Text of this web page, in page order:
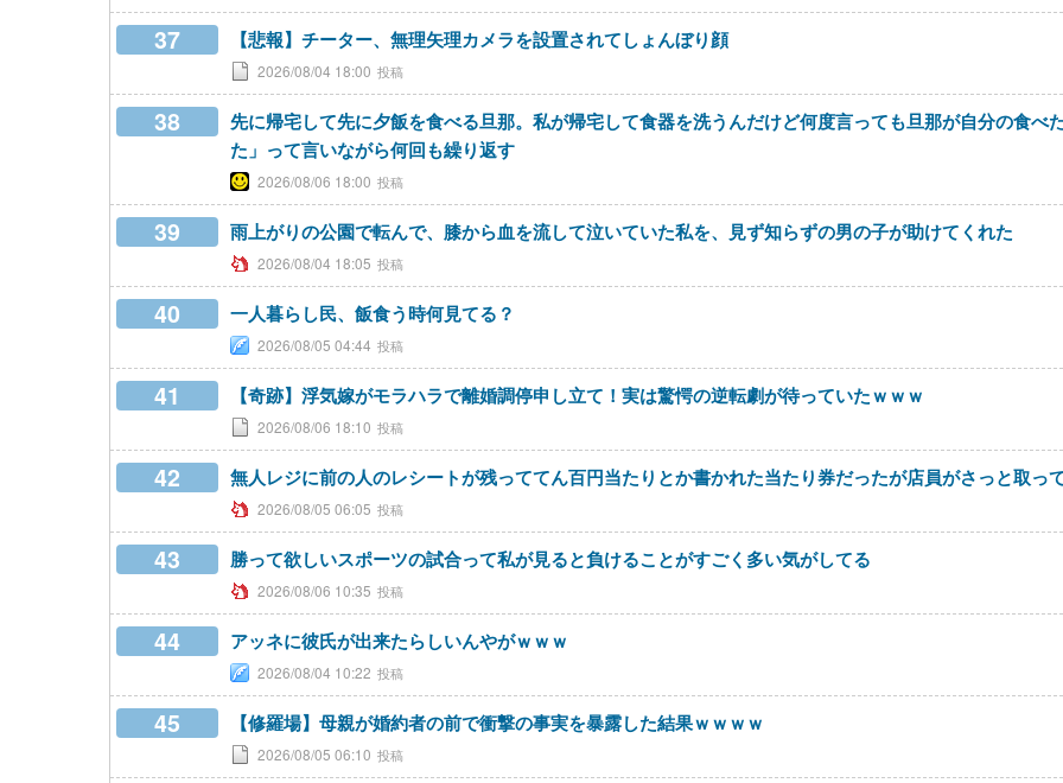
37 【悲報】チーター、無理矢理カメラを設置されてしょんぼり顔
2026/08/04 18:00
38
先に帰宅して先に夕飯を食べる旦那。私が帰宅して食器を洗うんだけど何度言っても旦那が自分の食べ
た」って言いながら何回も繰り返す
2026/08/06 18:00
39 雨上がりの公園で転んで、膝から血を流して泣いていた私を、見ず知らずの男の子が助けてくれた
2026/08/04 18:05
40 一人暮らし民、飯食う時何見てる？
2026/08/05 04:44
41 【奇跡】浮気嫁がモラハラで離婚調停申し立て！実は驚愕の逆転劇が待っていたｗｗｗ
2026/08/06 18:10
42 無人レジに前の人のレシートが残っててん百円当たりとか書かれた当たり券だったが店員がさっと取っ
2026/08/05 06:05
43 勝って欲しいスポーツの試合って私が見ると負けることがすごく多い気がしてる
2026/08/06 10:35
44 アッネに彼氏が出来たらしいんやがｗｗｗ
2026/08/04 10:22
45 【修羅場】母親が婚約者の前で衝撃の事実を暴露した結果ｗｗｗｗ
2026/08/05 06:10